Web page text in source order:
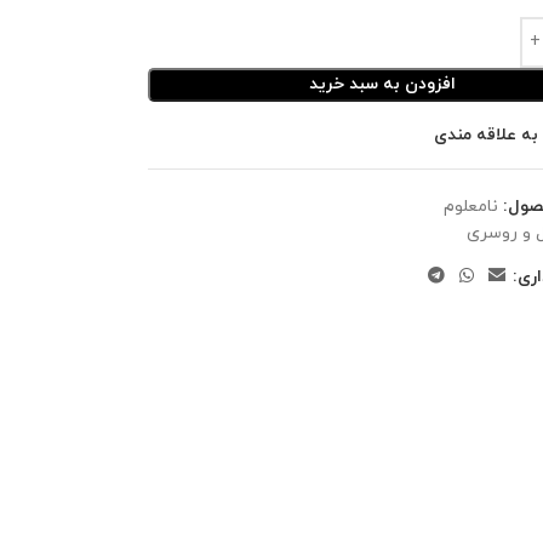
افزودن به سبد خرید
به علاقه مندی
نامعلوم
و روسری